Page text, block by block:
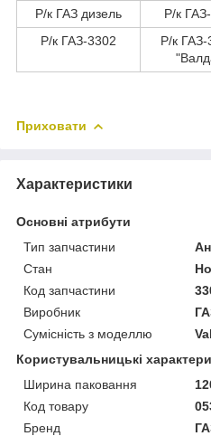
Р/к ГАЗ дизель
Р/к
Р/к ГАЗ-3302
Р/к ГАЗ-
Приховати
Характеристики
Основні атрибути
Тип запчастини
Стан
Код запчастини
Виробник
Сумісність з моделлю
Користувальницькі
Ширина паковання
Код товару
Бренд